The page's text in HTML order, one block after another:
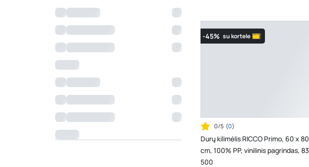
-45% su kortele
0/5 (0)
Durų kilimėlis RICCO Primo, 60 x 80
cm, 100% PP, vinilinis pagrindas, 830-
500